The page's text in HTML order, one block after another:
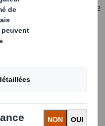
considèrent comme
prix situés en bordure
-labels(SEL). ASDA a
été adoptés par
à partir des
comme
les prix.
SEL est qu’ils